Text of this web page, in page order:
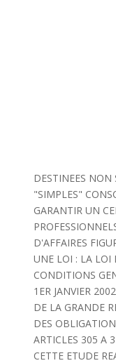
DESTINEES NON
"SIMPLES"
GARANTIR UN
D'AFFAIRES
UNE LOI : LA LOI
CONDITIONS
1ER JANVIER
DE LA GRANDE
DES
ARTICLES 305 A
CETTE ETUDE